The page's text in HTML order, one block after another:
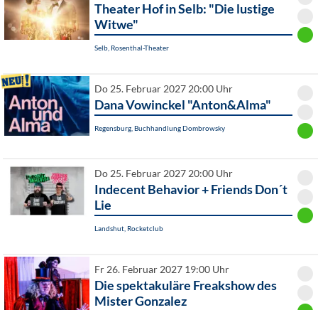
Theater Hof in Selb: "Die lustige
Witwe"
Selb, Rosenthal-Theater
Do 25. Februar 2027 20:00 Uhr
Dana Vowinckel "Anton&Alma"
Regensburg, Buchhandlung Dombrowsky
Do 25. Februar 2027 20:00 Uhr
Indecent Behavior + Friends Don´t
Lie
Landshut, Rocketclub
Fr 26. Februar 2027 19:00 Uhr
Die spektakuläre Freakshow des
Mister Gonzalez